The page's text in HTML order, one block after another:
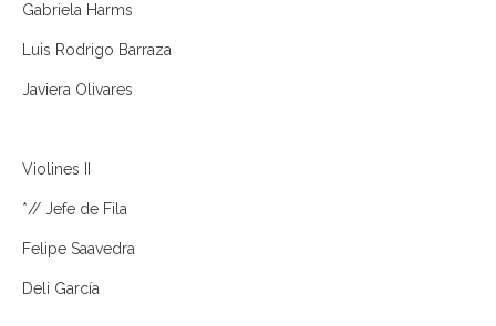
Gabriela Harms
Luis Rodrigo Barraza
Javiera Olivares
Violines II
*// Jefe de Fila
Felipe Saavedra
Deli García